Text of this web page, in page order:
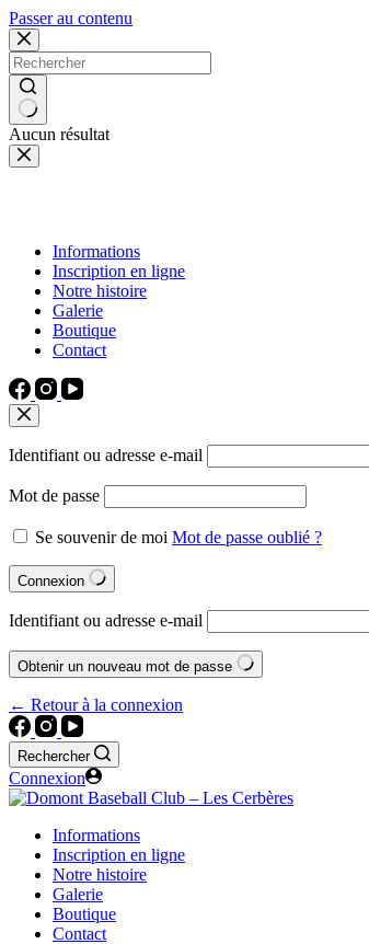
Passer au contenu
Aucun résultat
Informations
Inscription en ligne
Notre histoire
Galerie
Boutique
Contact
Identifiant ou adresse e-mail
Mot de passe
Se souvenir de moi Mot de passe oublié ?
Connexion
Identifiant ou adresse e-mail
Obtenir un nouveau mot de passe
← Retour à la connexion
Rechercher
Connexion
Informations
Inscription en ligne
Notre histoire
Galerie
Boutique
Contact